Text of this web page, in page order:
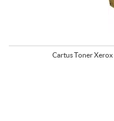
Cartus Toner